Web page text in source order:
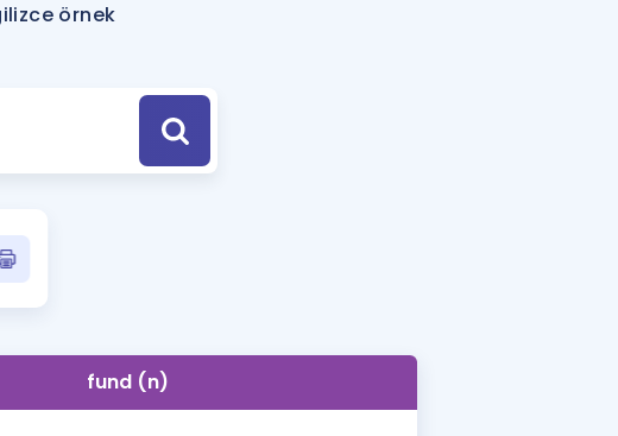
Hazırlananlar için Öneriler
Sınavları Tek Takvimde
Tüm Sınavlarla İlgili Haberler
Gramer
örnek
fund (n)